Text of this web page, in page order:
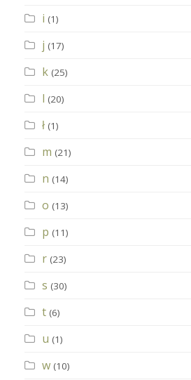
i (1)
j (17)
k (25)
l (20)
ł (1)
m (21)
n (14)
o (13)
p (11)
r (23)
s (30)
t (6)
u (1)
w (10)